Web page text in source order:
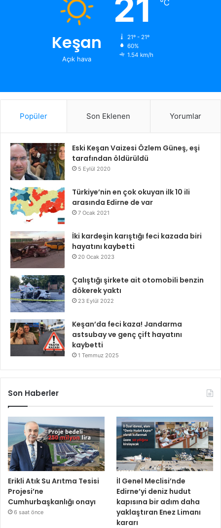
Keşan
Açık hava
21 ℃
21º - 21º
60%
1.54 km/h
Popüler Son Eklenen Yorumlar
Eski Keşan Vaizesi Özlem Güneş, eşi
tarafından öldürüldü
5 Eylül 2020
Türkiye’nin en çok okuyan ilk 10 ili
arasında Edirne de var
7 Ocak 2021
İki kardeşin karıştığı feci kazada biri
hayatını kaybetti
20 Ocak 2023
Çalıştığı şirkete ait otomobili benzin
dökerek yaktı
23 Eylül 2022
Keşan’da feci kaza! Jandarma
astsubay ve genç çift hayatını
kaybetti
1 Temmuz 2025
Son Haberler
Erikli Atık Su Arıtma Tesisi
Projesi’ne
Cumhurbaşkanlığı onayı
6 saat önce
İl Genel Meclisi’nde
Edirne’yi deniz hudut
kapısına bir adım daha
yaklaştıran Enez Limanı
kararı